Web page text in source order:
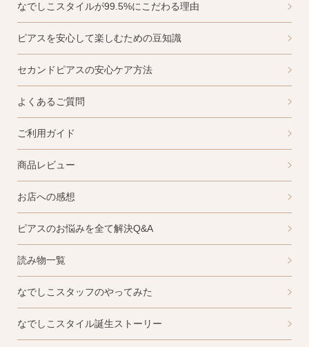
なでしこスタイルが99.5%にこだわる理由
ピアスを安心して楽しむための豆知識
セカンドピアスの安心ケア方法
よくあるご質問
ご利用ガイド
商品レビュー
お店への感想
ピアスのお悩みを全て解決Q&A
読み物一覧
なでしこスタッフのやってみた
なでしこスタイル誕生ストーリー